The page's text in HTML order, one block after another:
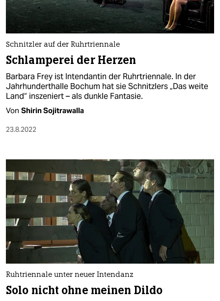
Schnitzler auf der Ruhrtriennale
Schlamperei der Herzen
Barbara Frey ist Intendantin der Ruhrtriennale. In der
Jahrhunderthalle Bochum hat sie Schnitzlers „Das weite
Land“ inszeniert – als dunkle Fantasie.
Von Shirin Sojitrawalla
23.8.2022
Ruhtriennale unter neuer Intendanz
Solo nicht ohne meinen Dildo